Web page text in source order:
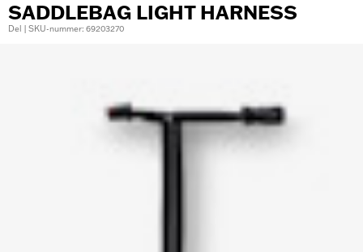
SADDLEBAG LIGHT HARNESS
Del | SKU-nummer: 69203270